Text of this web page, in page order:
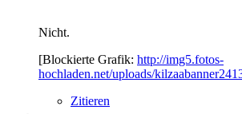
Nicht.
[Blockierte Grafik: http://img5.fotos-
hochladen.net/uploads/
Zitieren